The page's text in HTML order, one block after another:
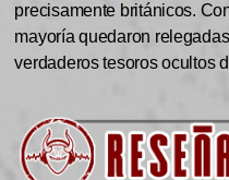
precisamente británicos.
mayoría quedaron
verdaderos tesoros ocultos